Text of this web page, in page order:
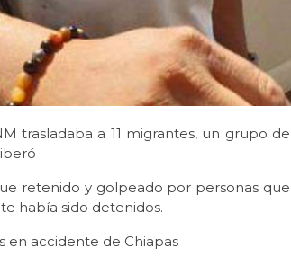
trasladaba a 11 migrantes, un grupo de
retenido y golpeado por personas que
había sido detenidos.
en accidente de Chiapas